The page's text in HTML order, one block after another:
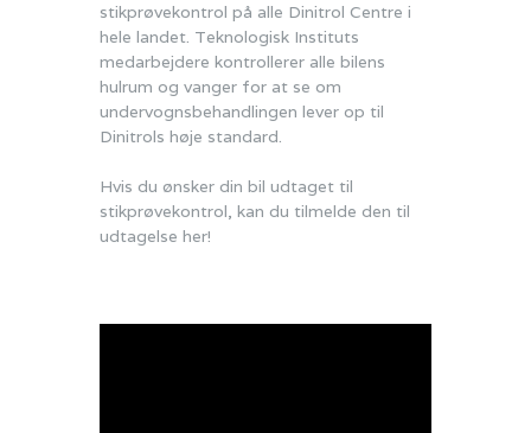
stikprøvekontrol på alle Dinitrol Centre i
hele landet. Teknologisk Instituts
medarbejdere kontrollerer alle bilens
hulrum og vanger for at se om
undervognsbehandlingen lever op til
Dinitrols høje standard.
Hvis du ønsker din bil udtaget til
stikprøvekontrol, kan du tilmelde den til
udtagelse her!